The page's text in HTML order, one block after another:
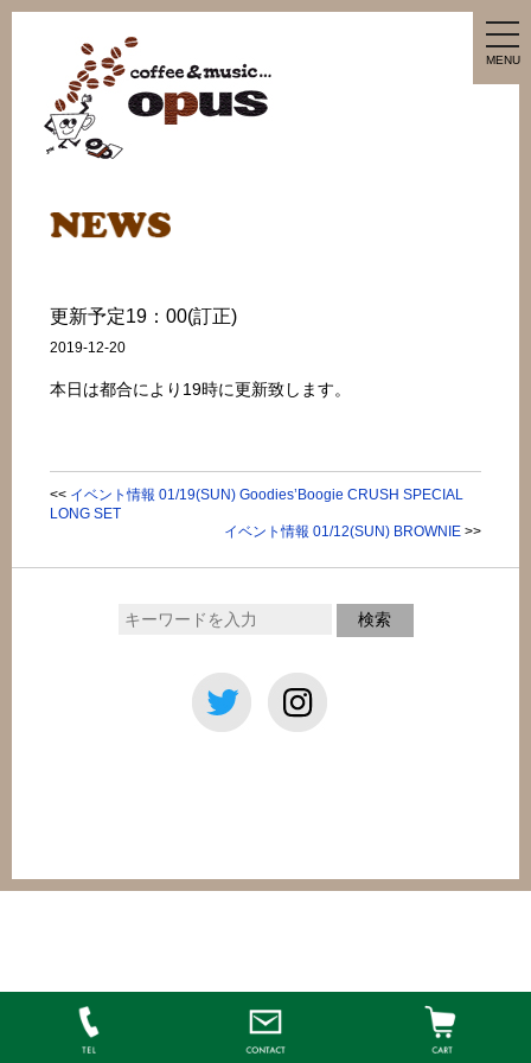
MENU
更新予定19：00(訂正)
2019-12-20
本日は都合により19時に更新致します。
<< イベント情報 01/19(SUN) Goodies’Boogie CRUSH SPECIAL
LONG SET
イベント情報 01/12(SUN) BROWNIE>>